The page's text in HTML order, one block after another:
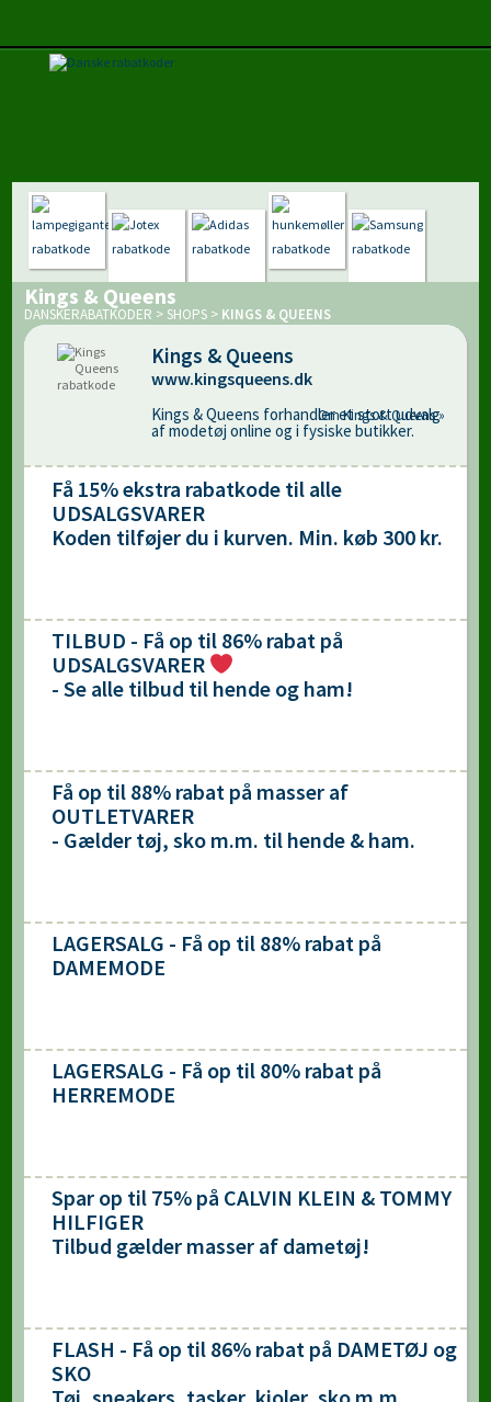
Kings & Queens
DANSKERABATKODER > SHOPS> KINGS & QUEENS
Kings & Queens
www.kingsqueens.dk
Kings & Queens forhandler et stort udvalg
af modetøj online og i fysiske butikker.
Om Kings & Queens »
Få 15% ekstra rabatkode til alle
UDSALGSVARER
Koden tilføjer du i kurven. Min. køb 300 kr.
TILBUD - Få op til 86% rabat på
UDSALGSVARER
- Se alle tilbud til hende og ham!
Få op til 88% rabat på masser af
OUTLETVARER
- Gælder tøj, sko m.m. til hende & ham.
LAGERSALG - Få op til 88% rabat på
DAMEMODE
LAGERSALG - Få op til 80% rabat på
HERREMODE
Spar op til 75% på CALVIN KLEIN & TOMMY
HILFIGER
Tilbud gælder masser af dametøj!
FLASH - Få op til 86% rabat på DAMETØJ og
SKO